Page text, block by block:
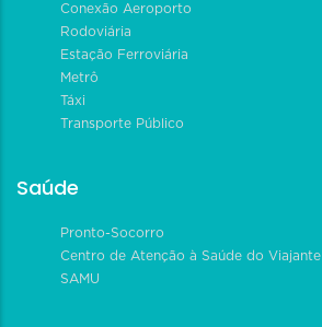
Conexão Aeroporto
Rodoviária
Estação Ferroviária
Metrô
Táxi
Transporte Público
Saúde
Pronto-Socorro
Centro de Atenção à Saúde do Viajante
SAMU